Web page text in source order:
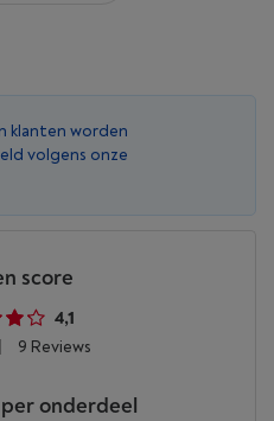
klanten worden
volgens onze
score
4,1
9 Reviews
onderdeel